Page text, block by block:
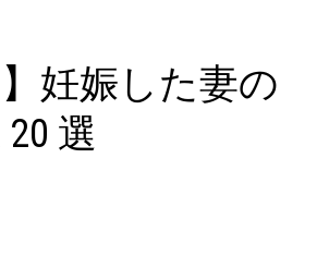
】妊娠した妻の
選